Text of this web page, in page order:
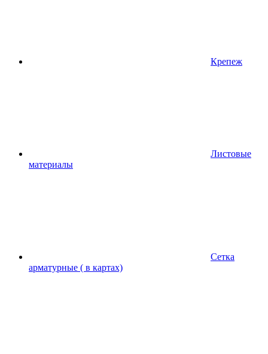
Крепеж
Листовые
материалы
Сетка
арматурные ( в картах)